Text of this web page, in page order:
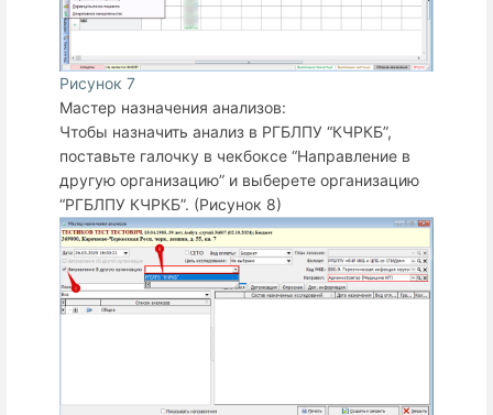
Рисунок 7
Мастер назначения анализов:
Чтобы назначить анализ в РГБЛПУ “КЧРКБ”,
поставьте галочку в чекбоксе “Направление в
другую организацию” и выберете организацию
“РГБЛПУ КЧРКБ”. (Рисунок 8)